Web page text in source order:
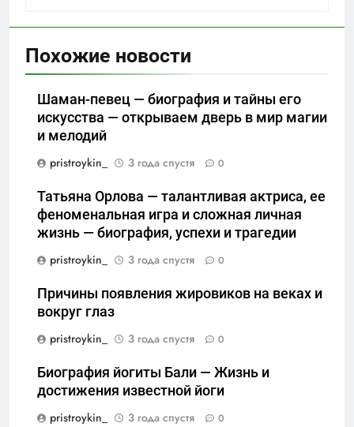
Похожие новости
Шаман-певец — биография и тайны его
искусства — открываем дверь в мир магии
и мелодий
pristroykin_
3 года спустя 0
Татьяна Орлова — талантливая актриса, ее
феноменальная игра и сложная личная
жизнь — биография, успехи и трагедии
pristroykin_
3 года спустя 0
Причины появления жировиков на веках и
вокруг глаз
pristroykin_
3 года спустя 0
Биография йогиты Бали — Жизнь и
достижения известной йоги
pristroykin_
3 года спустя 0